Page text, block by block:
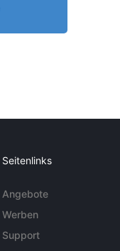
Seitenlinks
Angebote
Werben
Support